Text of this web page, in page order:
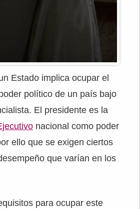
Estado implica ocupar el
político de un país bajo
El presidente es la
nacional como poder
ello que se exigen ciertos
que varían en los
para ocupar este